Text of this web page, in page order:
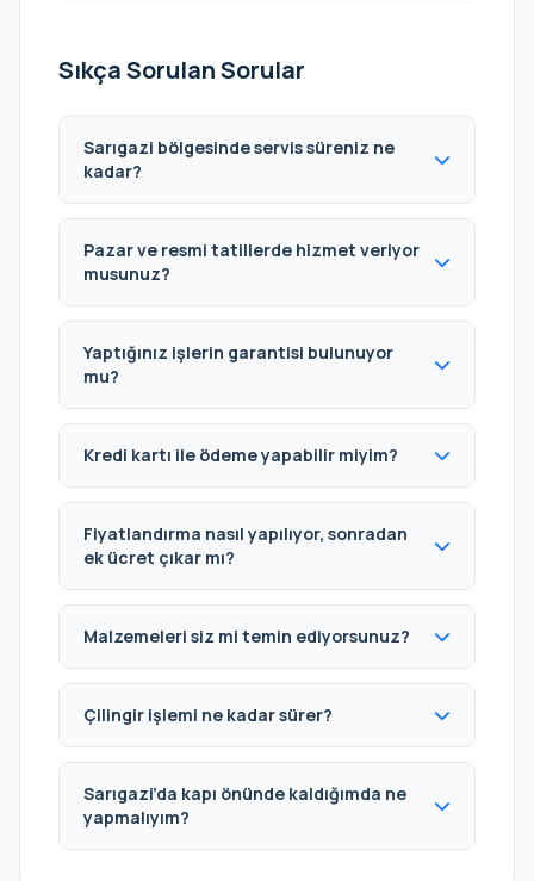
Sıkça Sorulan Sorular
Sarıgazi bölgesinde servis süreniz ne
kadar?
Pazar ve resmi tatillerde hizmet veriyor
musunuz?
Yaptığınız işlerin garantisi bulunuyor
mu?
Kredi kartı ile ödeme yapabilir miyim?
Fiyatlandırma nasıl yapılıyor, sonradan
ek ücret çıkar mı?
Malzemeleri siz mi temin ediyorsunuz?
Çilingir işlemi ne kadar sürer?
Sarıgazi’da kapı önünde kaldığımda ne
yapmalıyım?